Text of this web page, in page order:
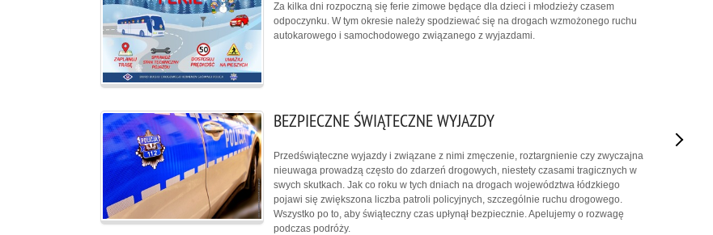
Za kilka dni rozpoczną się ferie zimowe będące dla dzieci i młodzieży czasem
odpoczynku. W tym okresie należy spodziewać się na drogach wzmożonego ruchu
autokarowego i samochodowego związanego z wyjazdami.
BEZPIECZNE ŚWIĄTECZNE WYJAZDY
Przedświąteczne wyjazdy i związane z nimi zmęczenie, roztargnienie czy zwyczajna
nieuwaga prowadzą często do zdarzeń drogowych, niestety czasami tragicznych w
swych skutkach. Jak co roku w tych dniach na drogach województwa łódzkiego
pojawi się zwiększona liczba patroli policyjnych, szczególnie ruchu drogowego.
Wszystko po to, aby świąteczny czas upłynął bezpiecznie. Apelujemy o rozwagę
podczas podróży.